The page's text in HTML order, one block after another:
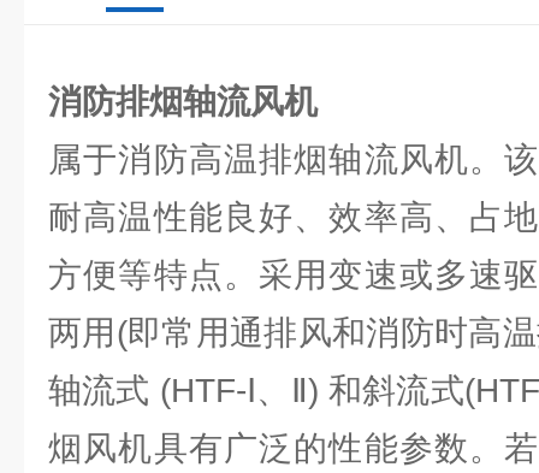
消防排烟轴流风机
属于消防高温排烟轴流风机。
耐高温性能良好、效率高、占
方便等特点。采用变速或多速
两用(即常用通排风和消防时高
轴流式 (HTF-Ⅰ、Ⅱ) 和斜流式
烟风机具有广泛的性能参数。